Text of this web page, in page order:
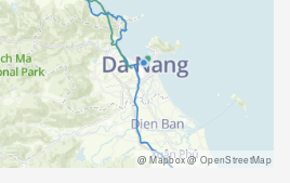
@ Mapbox @ OpenStreetMap